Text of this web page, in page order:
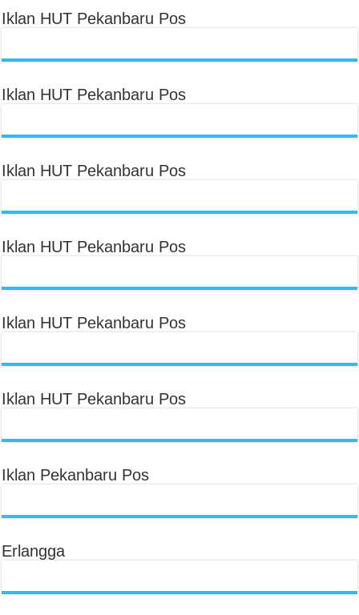
Iklan HUT Pekanbaru Pos
Iklan HUT Pekanbaru Pos
Iklan HUT Pekanbaru Pos
Iklan HUT Pekanbaru Pos
Iklan HUT Pekanbaru Pos
Iklan HUT Pekanbaru Pos
Iklan Pekanbaru Pos
Erlangga